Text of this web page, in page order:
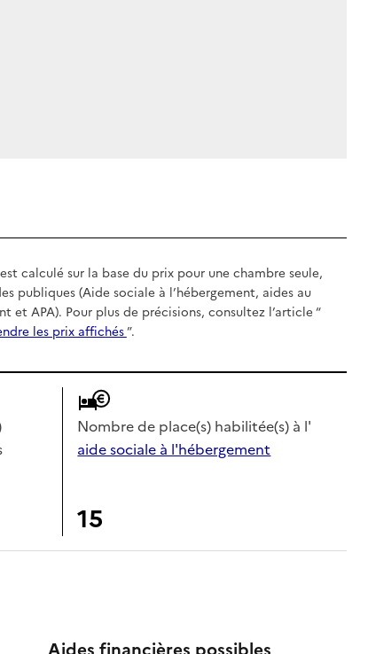
calculé sur la base du prix pour une chambre seule,
publiques (Aide sociale à l’hébergement, aides au
et APA). Pour plus de précisions, consultez l’article “
les prix affichés”.
Nombre de place(s) habilitée(s) à l'
aide sociale à l'hébergement
15
Aides financières possibles